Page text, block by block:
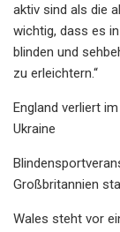
aktiv sind als die
wichtig, dass es
blinden und
zu erleichtern.“
England verliert
Ukraine
Großbritannien
Wales steht vor